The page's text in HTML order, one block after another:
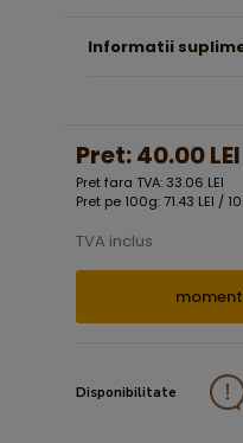
Informatii
Pret:40.00 LEI
Pret fara TVA: 33.06 LEI
Pret pe 100g: 71.43 LEI /
TVA inclus
Disponibilitate